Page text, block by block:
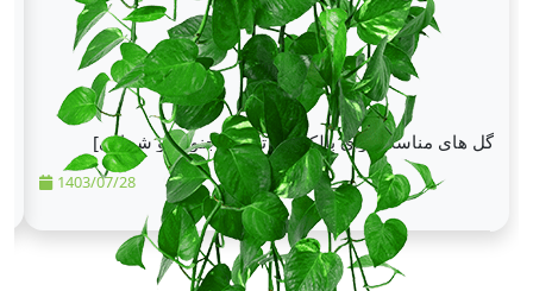
گل‌ های مناسب برای بالکن [به تفکیک جنوبی و شمالی]
1403/07/28